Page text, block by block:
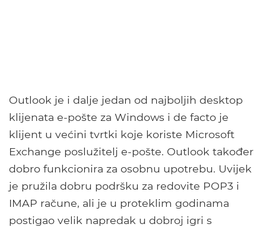
Outlook je i dalje jedan od najboljih desktop
klijenata e-pošte za Windows i de facto je
klijent u većini tvrtki koje koriste Microsoft
Exchange poslužitelj e-pošte. Outlook također
dobro funkcionira za osobnu upotrebu. Uvijek
je pružila dobru podršku za redovite POP3 i
IMAP račune, ali je u proteklim godinama
postigao velik napredak u dobroj igri s